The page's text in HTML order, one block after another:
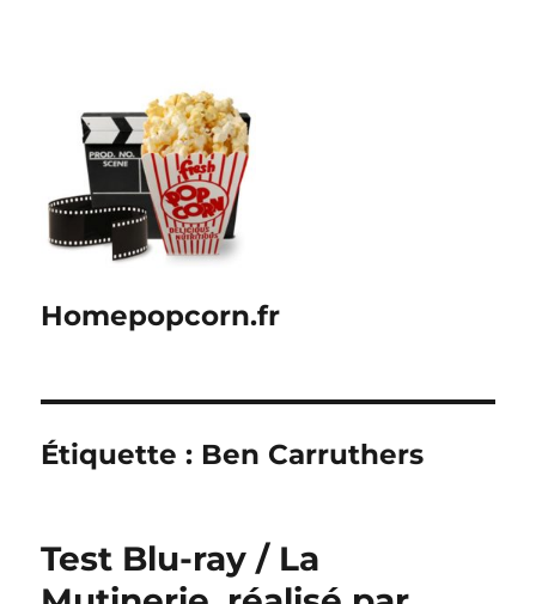
Homepopcorn.fr
Étiquette : Ben Carruthers
Test Blu-ray / La